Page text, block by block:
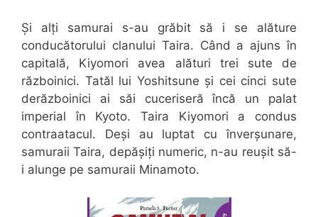
Și alți samurai s-au grăbit să i se alăture
conducătorului clanului Taira. Când a ajuns în
capitală, Kiyomori avea alături trei sute de
războinici. Tatăl lui Yoshitsune și cei cinci sute
derăzboinici ai săi cuceriseră încă un palat
imperial în Kyoto. Taira Kiyomori a condus
contraatacul. Deși au luptat cu înverșunare,
samuraii Taira, depășiți numeric, n-au reușit să-
i alunge pe samuraii Minamoto.